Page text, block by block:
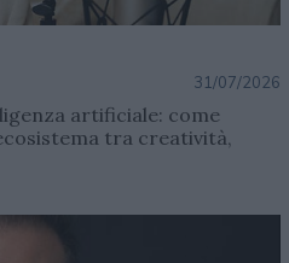
31/07/2026
artificiale: come
tra creatività,